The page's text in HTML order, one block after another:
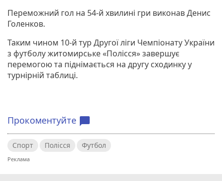
Переможний гол на 54-й хвилині гри виконав Денис
Голенков.
Таким чином 10-й тур Другої ліги Чемпіонату України
з футболу житомирське «Полісся» завершує
перемогою та піднімається на другу сходинку у
турнірній таблиці.
Прокоментуйте chat_bubble
Спорт Полісся Футбол